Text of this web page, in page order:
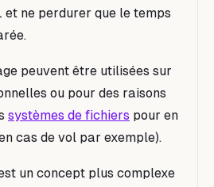
et ne perdurer que le temps
peuvent être utilisées sur
ou pour des raisons
systèmes de fichiers pour en
cas de vol par exemple).
un concept plus complexe